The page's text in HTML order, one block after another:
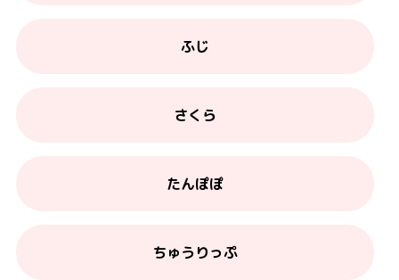
ふじ
さくら
たんぽぽ
ちゅうりっぷ